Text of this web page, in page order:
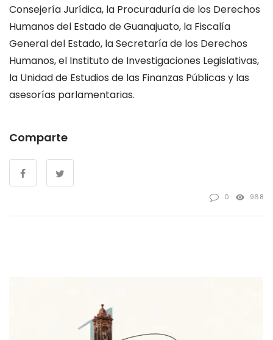
Consejería Jurídica, la Procuraduría de los Derechos
Humanos del Estado de Guanajuato, la Fiscalía
General del Estado, la Secretaría de los Derechos
Humanos, el Instituto de Investigaciones Legislativas,
la Unidad de Estudios de las Finanzas Públicas y las
asesorías parlamentarias.
Comparte
0 968